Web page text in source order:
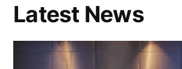
Latest News